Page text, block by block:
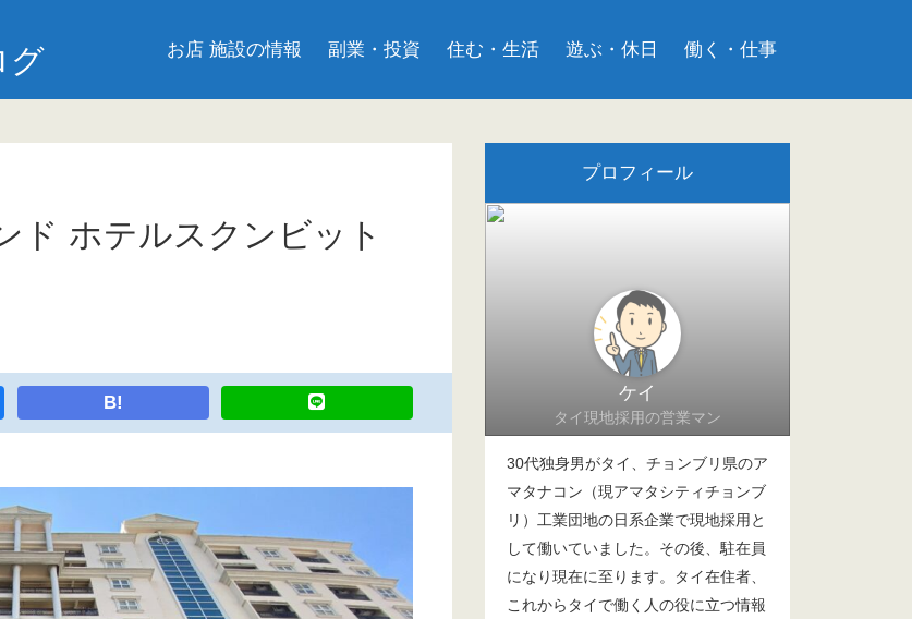
グ お店 施設の情報 副業・投資 住む・生活 遊ぶ・休日 働く・仕事
ド ホテルスクンビット
B!
プロフィール
ケイ
タイ現地採用の営業マン
30代独身男がタイ、チョンブリ県のア
マタナコン（現アマタシティチョンブ
リ）工業団地の日系企業で現地採用と
して働いていました。その後、駐在員
になり現在に至ります。タイ在住者、
これからタイで働く人の役に立つ情報